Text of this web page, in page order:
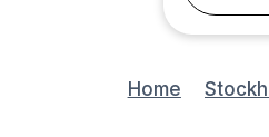
Home